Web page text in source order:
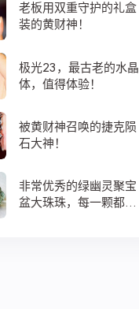
老板用双重守护的礼盒
装的黄财神！
极光23，最古老的水晶
体，值得体验！
被黄财神召唤的捷克陨
石大神！
非常优秀的绿幽灵聚宝
盆大珠珠，每一颗都蕴